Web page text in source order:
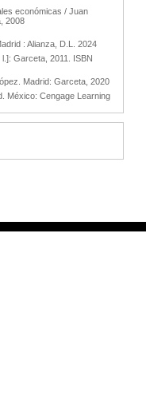
económicas / Juan
2008
: Alianza, D.L. 2024
Garceta, 2011. ISBN
Madrid: Garceta, 2020
México: Cengage Learning